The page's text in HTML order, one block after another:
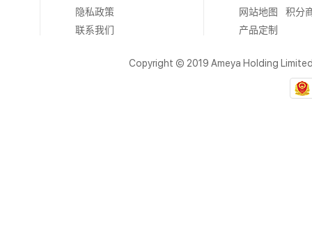
隐私政策
联系我们
网站地图
积分
产品定制
Copyright © 2019 Ameya Holding